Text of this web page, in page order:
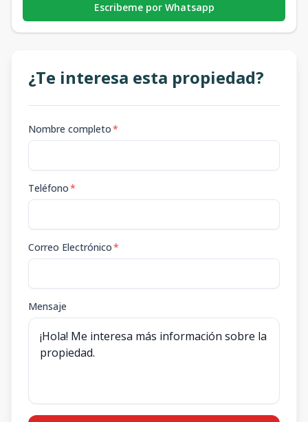
Escribeme por Whatsapp
¿Te interesa esta propiedad?
Nombre completo*
Teléfono*
Correo Electrónico*
Mensaje